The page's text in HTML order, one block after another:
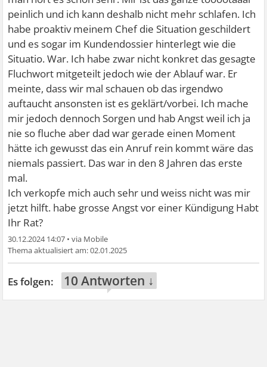
peinlich und ich kann deshalb nicht mehr schlafen. Ich
habe proaktiv meinem Chef die Situation geschildert
und es sogar im Kundendossier hinterlegt wie die
Situatio. War. Ich habe zwar nicht konkret das gesagte
Fluchwort mitgeteilt jedoch wie der Ablauf war. Er
meinte, dass wir mal schauen ob das irgendwo
auftaucht ansonsten ist es geklärt/vorbei. Ich mache
mir jedoch dennoch Sorgen und hab Angst weil ich ja
nie so fluche aber dad war gerade einen Moment
hätte ich gewusst das ein Anruf rein kommt wäre das
niemals passiert. Das war in den 8 Jahren das erste
mal.
Ich verkopfe mich auch sehr und weiss nicht was mir
jetzt hilft. habe grosse Angst vor einer Kündigung Habt
Ihr Rat?
30.12.2024 14:07 •
02.01.2025
10 Antworten ↓